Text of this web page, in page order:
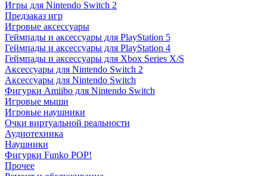
Игры для Nintendo Switch 2
Предзаказ игр
Игровые аксессуары
Геймпады и аксессуары для PlayStation 5
Геймпады и аксессуары для PlayStation 4
Геймпады и аксессуары для Xbox Series X/S
Аксессуары для Nintendo Switch 2
Аксессуары для Nintendo Switch
Фигурки Amiibo для Nintendo Switch
Игровые мыши
Игровые наушники
Очки виртуальной реальности
Аудиотехника
Наушники
Фигурки Funko POP!
Прочее